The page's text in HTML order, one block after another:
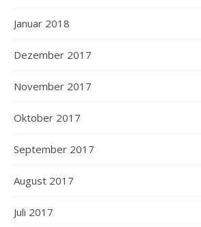
Januar 2018
Dezember 2017
November 2017
Oktober 2017
September 2017
August 2017
Juli 2017